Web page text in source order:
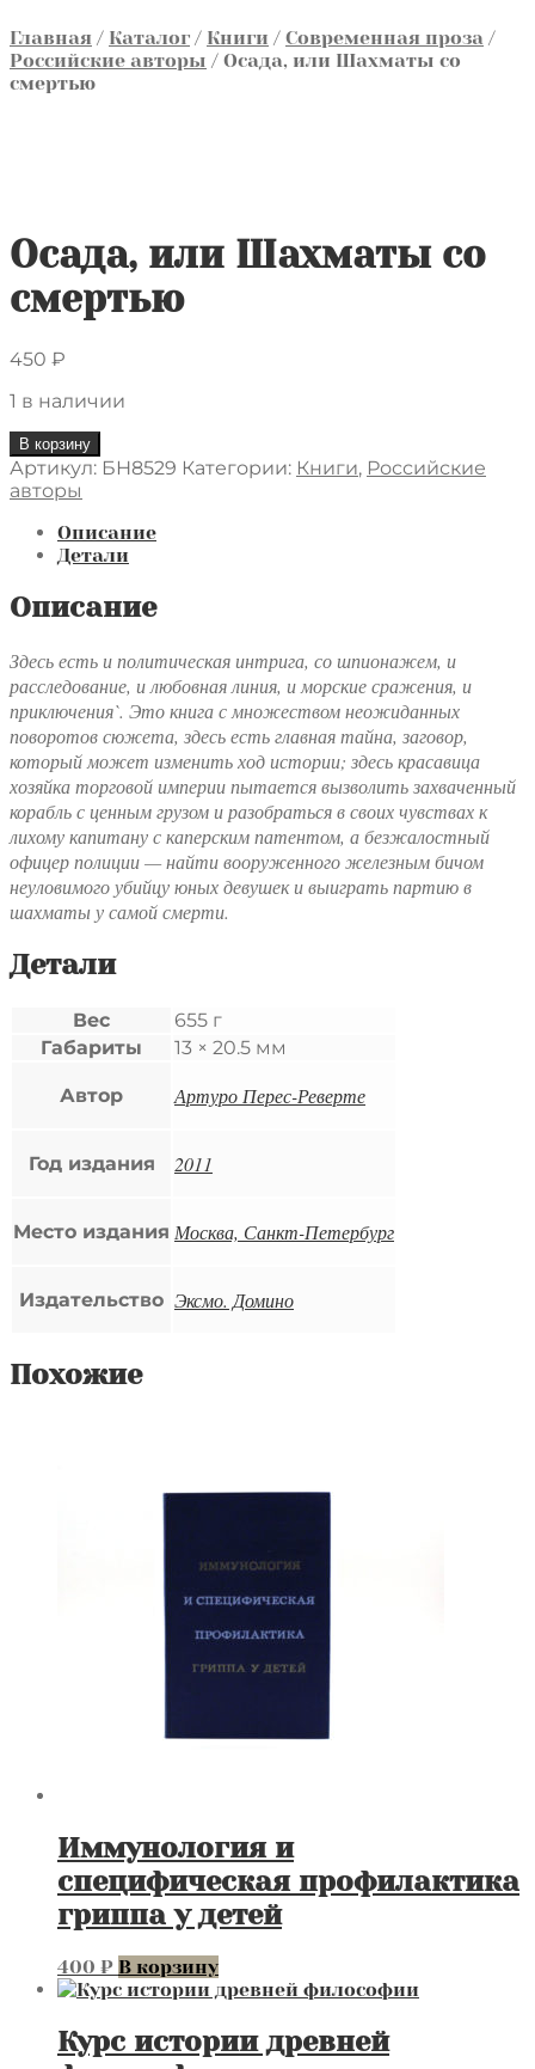
Главная / Каталог / Книги / Современная проза /
Российские авторы / Осада, или Шахматы со
смертью
Осада, или Шахматы со
смертью
450 ₽
1 в наличии
Количество
товара
Осада,
Шахматы
В корзину
Артикул: БН8529 Категории: Книги, Российские
авторы
Описание
Детали
Описание
Здесь есть и политическая интрига, со шпионажем, и
расследование, и любовная линия, и морские сражения, и
приключения`. Это книга с множеством неожиданных
поворотов сюжета, здесь есть главная тайна, заговор,
который может изменить ход истории; здесь красавица
хозяйка торговой империи пытается вызволить захваченный
корабль с ценным грузом и разобраться в своих чувствах к
лихому капитану с каперским патентом, а безжалостный
офицер полиции — найти вооруженного железным бичом
неуловимого убийцу юных девушек и выиграть партию в
шахматы у самой смерти.
Детали
Вес
655 г
Габариты
13 × 20.5 мм
Автор Артуро Перес-Реверте
Год издания 2011
Место издания Москва, Санкт-Петербург
Издательство Эксмо. Домино
Похожие
Иммунология и
специфическая профилактика
гриппа у детей
400 ₽ В корзину
Курс истории древней